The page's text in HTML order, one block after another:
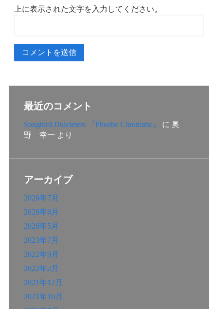
上に表示された文字を入力してください。
最近のコメント
Songbird Dulcimers 『Phoebe Chromatic』 に 奥
野 幸一 より
アーカイブ
2026年7月
2026年6月
2026年5月
2023年7月
2022年9月
2022年2月
2021年12月
2021年10月